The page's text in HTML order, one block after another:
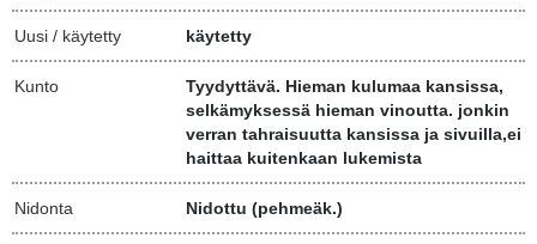
Uusi / käytetty käytetty
Kunto
Tyydyttävä. Hieman kulumaa kansissa,
selkämyksessä hieman vinoutta. jonkin
verran tahraisuutta kansissa ja sivuilla,ei
haittaa kuitenkaan lukemista
Nidonta Nidottu (pehmeäk.)